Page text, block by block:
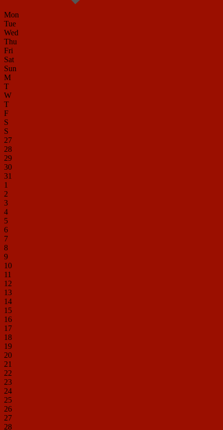
Mon
Tue
Wed
Thu
Fri
Sat
Sun
M
T
W
T
F
S
S
27
28
29
30
31
1
2
3
4
5
6
7
8
9
10
11
12
13
14
15
16
17
18
19
20
21
22
23
24
25
26
27
28